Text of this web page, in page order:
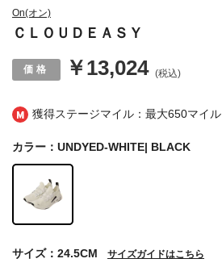
獲得ステージマイル：最大650マイル
On(オン)
ＣＬＯＵＤＥＡＳＹ
￥13,024 (税込)
カラー：UNDYED-WHITE| BLACK
サイズ：24.5CM サイズガイドはこちら